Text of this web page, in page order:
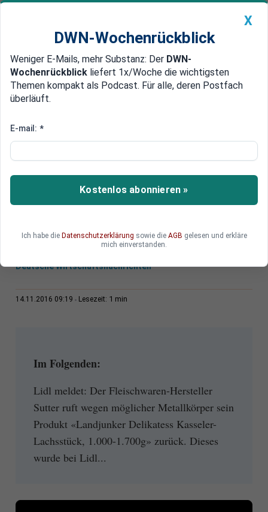
Newsticker MEIN DWN: Geldanlage Premium
Edelmetalle DWN-Magazin China
Kaufpreis wird erstattet
Lidl: Rückruf von Kasseler
wegen Erstickungsgefahr
Lidl ruft den Kasseler von Sutter umgehend
Deutsche Wirtschaftsnachrichten
14.11.2016 09:19 Lesezeit: 1 min
Im Folgenden:
Lidl meldet: Der Fleischwaren-Hersteller
Sutter ruft wegen möglicher Metallkörper sein
Produkt «Landjunker Delikatess Kasseler-
Lachsstück, 1.000-1.700g» zurück. Dieses
wurde bei Lidl...
X
DWN-Wochenrückblick
Weniger E-Mails, mehr Substanz: Der DWN-
Wochenrückblick liefert 1x/Woche die wichtigsten
Themen kompakt als Podcast. Für alle, deren Postfach
überläuft.
E-mail: *
Kostenlos abonnieren »
Ich habe die Datenschutzerklärung sowie die AGB gelesen und erkläre
mich einverstanden.